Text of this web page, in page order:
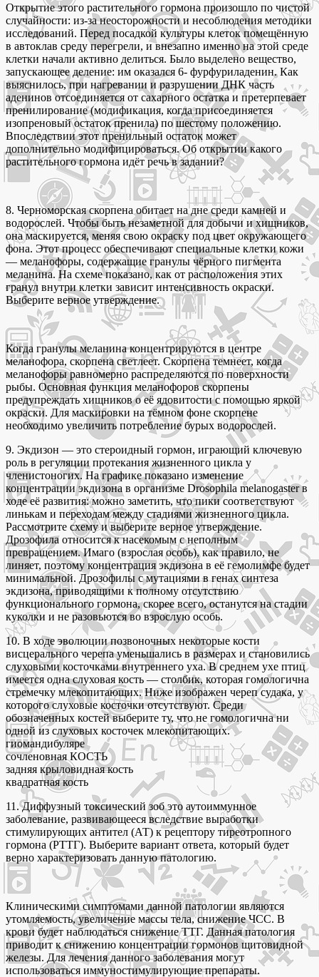
Открытие этого растительного гормона произошло по чистой
случайности: из-за неосторожности и несоблюдения методики
исследований. Перед посадкой культуры клеток помещённую
в автоклав среду перегрели, и внезапно именно на этой среде
клетки начали активно делиться. Было выделено вещество,
запускающее деление: им оказался 6- фурфуриладенин. Как
выяснилось, при нагревании и разрушении ДНК часть
аденинов отсоединяется от сахарного остатка и претерпевает
пренилирование (модификация, когда присоединяется
изопреновый остаток пренила) по шестому положению.
Впоследствии этот пренильный остаток может
дополнительно модифицироваться. Об открытии какого
растительного гормона идёт речь в задании?
8. Черноморская скорпена обитает на дне среди камней и
водорослей. Чтобы быть незаметной для добычи и хищников,
она маскируется, меняя свою окраску под цвет окружающего
фона. Этот процесс обеспечивают специальные клетки кожи
— меланофоры, содержащие гранулы чёрного пигмента
меланина. На схеме показано, как от расположения этих
гранул внутри клетки зависит интенсивность окраски.
Выберите верное утверждение.
Когда гранулы меланина концентрируются в центре
меланофора, скорпена светлеет. Скорпена темнеет, когда
меланофоры равномерно распределяются по поверхности
рыбы. Основная функция меланофоров скорпены
предупреждать хищников о её ядовитости с помощью яркой
окраски. Для маскировки на тёмном фоне скорпене
необходимо увеличить потребление бурых водорослей.
9. Экдизон — это стероидный гормон, играющий ключевую
роль в регуляции протекания жизненного цикла у
членистоногих. На графике показано изменение
концентрации экдизона в организме Drosophila melanogaster в
ходе её развития: можно заметить, что пики соответствуют
линькам и переходам между стадиями жизненного цикла.
Рассмотрите схему и выберите верное утверждение.
Дрозофила относится к насекомым с неполным
превращением. Имаго (взрослая особь), как правило, не
линяет, поэтому концентрация экдизона в её гемолимфе будет
минимальной. Дрозофилы с мутациями в генах синтеза
экдизона, приводящими к полному отсутствию
функционального гормона, скорее всего, останутся на стадии
куколки и не разовьются во взрослую особь.
10. В ходе эволюции позвоночных некоторые кости
висцерального черепа уменьшались в размерах и становились
слуховыми косточками внутреннего уха. В среднем ухе птиц
имеется одна слуховая кость — столбик, которая гомологична
стремечку млекопитающих. Ниже изображен череп судака, у
которого слуховые косточки отсутствуют. Среди
обозначенных костей выберите ту, что не гомологична ни
одной из слуховых косточек млекопитающих.
гиомандибуляре
сочленовная КОСТЬ
задняя крыловидная кость
квадратная кость
11. Диффузный токсический зоб это аутоиммунное
заболевание, развивающееся вследствие выработки
стимулирующих антител (АТ) к рецептору тиреотропного
гормона (РТТГ). Выберите вариант ответа, который будет
верно характеризовать данную патологию.
Клиническими симптомами данной патологии являются
утомляемость, увеличение массы тела, снижение ЧСС. В
крови будет наблюдаться снижение ТТГ. Данная патология
приводит к снижению концентрации гормонов щитовидной
железы. Для лечения данного заболевания могут
использоваться иммуностимулирующие препараты.